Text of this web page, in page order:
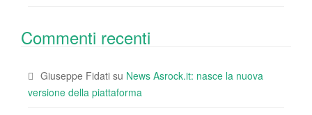
Commenti recenti
Giuseppe Fidati su News Asrock.it: nasce la nuova
versione della piattaforma